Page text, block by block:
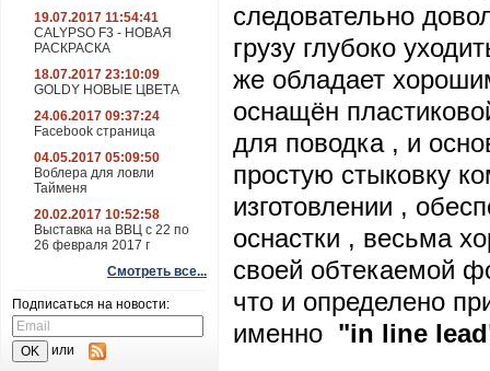
19.07.2017 11:54:41
CALYPSO F3 - НОВАЯ
РАСКРАСКА
18.07.2017 23:10:09
GOLDY НОВЫЕ ЦВЕТА
24.06.2017 09:37:24
Facebook страница
04.05.2017 05:09:50
Воблера для ловли
Тайменя
20.02.2017 10:52:58
Выставка на ВВЦ с 22 по
26 февраля 2017 г
Смотреть все...
Подписаться на новости:
или
следовательно
грузу глубоко
же обладает
оснащён
для поводка , и
простую стыковку
изготовлении ,
оснастки , весьма
своей обтекаемой
что и определено
именно "in line